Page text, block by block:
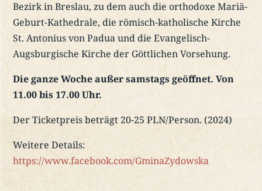
Bezirk in Breslau, zu dem auch die orthodoxe Mariä-
Geburt-Kathedrale, die römisch-katholische Kirche
St. Antonius von Padua und die Evangelisch-
Augsburgische Kirche der Göttlichen Vorsehung.
Die ganze Woche außer samstags geöffnet. Von
11.00 bis 17.00 Uhr.
Der Ticketpreis beträgt 20-25 PLN/Person. (2024)
Weitere Details:
https://www.facebook.com/GminaZydowska